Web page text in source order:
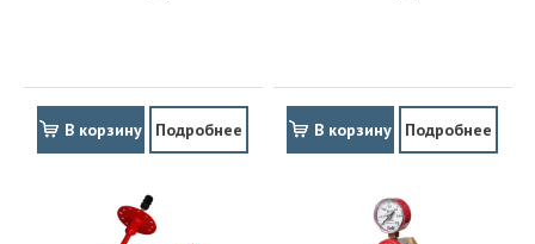
В корзину Подробнее В корзину Подробнее